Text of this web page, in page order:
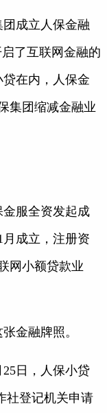
团成立人保金融
了互联网金融的
在内，人保金
集团缩减金融业
服全资发起成
月成立，注册资
网小额贷款业
金融牌照。
日，人保小贷
社登记机关申请